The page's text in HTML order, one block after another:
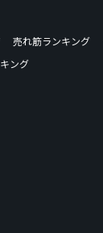
売れ筋ランキング
ング